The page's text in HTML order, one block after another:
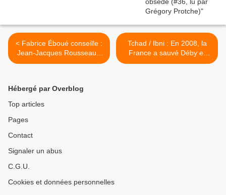
< Fabrice Éboué conseille :
Jean-Jacques Rousseau -
Les Rêveries du promeneur
Grégory Protche)
Tchad / Ibni : En 2008, la
France a sauvé Déby et
sacrifié Ibni - Guy Labertit
Hébergé par Overblog
Top articles
Pages
Contact
Signaler un abus
C.G.U.
Cookies et données personnelles